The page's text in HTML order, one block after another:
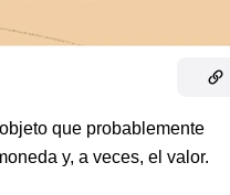
que probablemente
y, a veces, el valor.